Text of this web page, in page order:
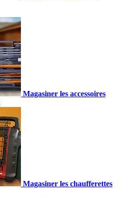
Magasiner les accessoires
Magasiner les chaufferettes